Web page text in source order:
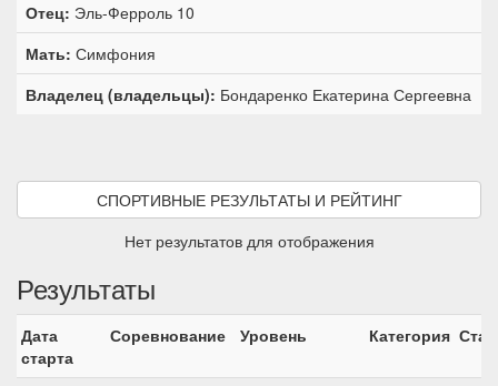
Отец: Эль-Ферроль 10
Мать: Симфония
Владелец (владельцы): Бондаренко Екатерина Сергеевна
СПОРТИВНЫЕ РЕЗУЛЬТАТЫ И РЕЙТИНГ
Нет результатов для отображения
Результаты
Дата
старта
Соревнование Уровень Категория